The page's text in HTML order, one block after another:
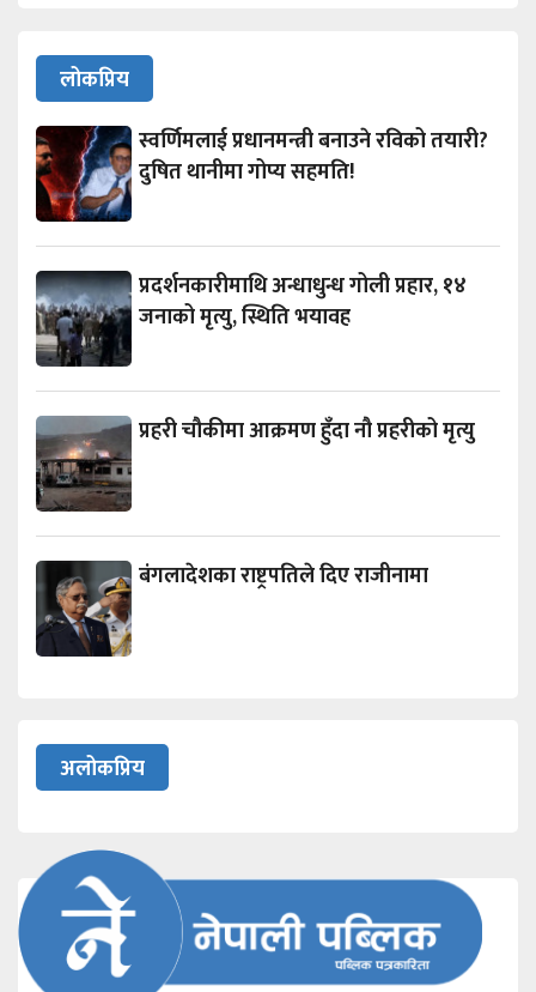
लोकप्रिय
स्वर्णिमलाई प्रधानमन्त्री बनाउने रविको तयारी?
दुषित थानीमा गोप्य सहमति!
प्रदर्शनकारीमाथि अन्धाधुन्ध गोली प्रहार, १४
जनाको मृत्यु, स्थिति भयावह
प्रहरी चौकीमा आक्रमण हुँदा नौ प्रहरीको मृत्यु
बंगलादेशका राष्ट्रपतिले दिए राजीनामा
अलोकप्रिय